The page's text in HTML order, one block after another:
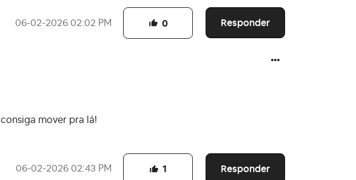
‎06-02-2026 02:02 PM Responder
0
consiga mover pra lá!
‎06-02-2026 02:43 PM Responder
1